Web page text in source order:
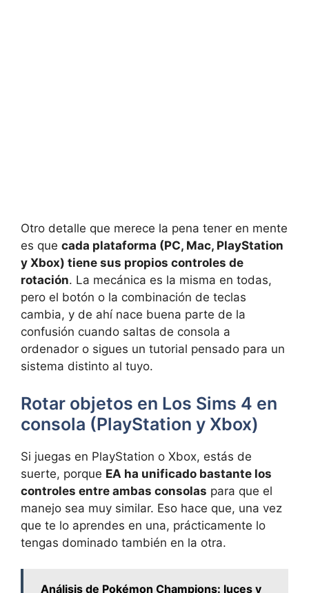
Otro detalle que merece la pena tener en mente
es que cada plataforma (PC, Mac, PlayStation
y Xbox) tiene sus propios controles de
rotación. La mecánica es la misma en todas,
pero el botón o la combinación de teclas
cambia, y de ahí nace buena parte de la
confusión cuando saltas de consola a
ordenador o sigues un tutorial pensado para un
sistema distinto al tuyo.
Rotar objetos en Los Sims 4 en
consola (PlayStation y Xbox)
Si juegas en PlayStation o Xbox, estás de
suerte, porque EA ha unificado bastante los
controles entre ambas consolas para que el
manejo sea muy similar. Eso hace que, una vez
que te lo aprendes en una, prácticamente lo
tengas dominado también en la otra.
Análisis de Pokémon Champions: luces y